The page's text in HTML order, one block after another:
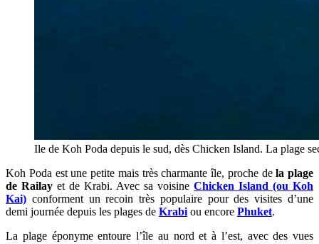
Ile de Koh Poda depuis le sud, dès Chicken Island. La plage
Koh Poda est une petite mais très charmante île, proche dela plage
de Railay et de Krabi. Avec sa voisine Chicken Island (ou Koh
Kai) conforment un recoin très populaire pour des visites d’une
demi journée depuis les plages de Krabi ou encore Phuket.
La plage éponyme entoure l’île au nord et à l’est, avec des vues